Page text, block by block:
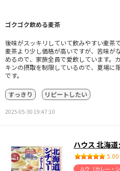
ゴクゴク飲める麦茶
後味がスッキリしていて飲みやすい麦茶
麦茶より少し価格が高いですが、苦味が
めるので、家族全員で愛飲しています。
キンの摂取を制限しているので、夏場に
です。
すっきり リピートしたい
2025-05-30 19:47:10
ハウス 北海
5.00
ルウ（カレー・